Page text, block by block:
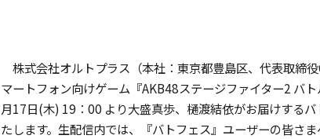
株式会社オルトプラス（本社：東京都豊島区、代表取締
マートフォン向けゲーム『AKB48ステージファイター2 バ
月17日(木) 19：00 より大盛真歩、樋渡結依がお届けする
たします。生配信内では、『バトフェス』ユーザーの皆さ